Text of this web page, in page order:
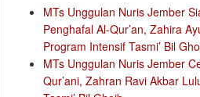
MTs Unggulan Nuris Jember
Penghafal Al-Qur’an, Zahira
Program Intensif Tasmi’ Bil
MTs Unggulan Nuris Jember
Qur’ani, Zahran Ravi Akbar